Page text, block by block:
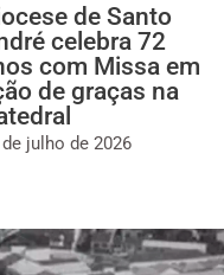
de Santo
celebra 72
com Missa em
de graças na
julho de 2026